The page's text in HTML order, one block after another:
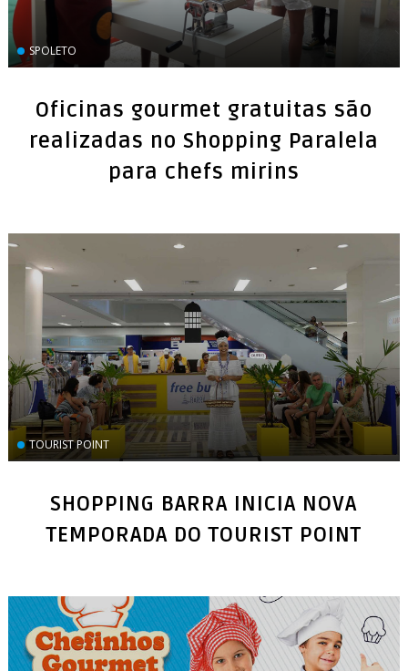
SPOLETO
Oficinas gourmet gratuitas são
realizadas no Shopping Paralela
para chefs mirins
TOURIST POINT
SHOPPING BARRA INICIA NOVA
TEMPORADA DO TOURIST POINT